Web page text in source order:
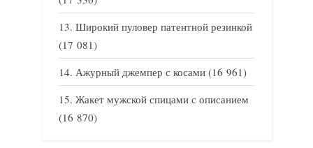
Широкий пуловер патентной резинкой
(17 081)
Ажурный джемпер с косами (16 961)
Жакет мужской спицами с описанием
(16 870)